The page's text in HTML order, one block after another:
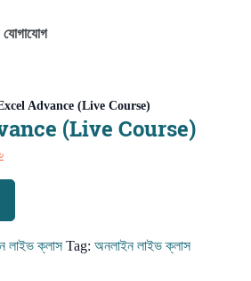
যোগাযোগ
Advance (Live Course)
(Live Course)
Current
0.00৳.
লাইভ ক্লাস Tag: অনলাইন লাইভ ক্লাস